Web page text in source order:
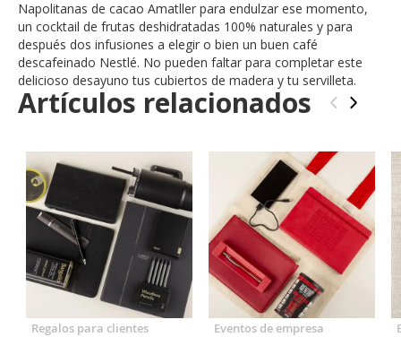
Napolitanas de cacao Amatller para endulzar ese momento,
un cocktail de frutas deshidratadas 100% naturales y para
después dos infusiones a elegir o bien un buen café
descafeinado Nestlé. No pueden faltar para completar este
delicioso desayuno tus cubiertos de madera y tu servilleta.
Artículos relacionados ‹ ›
Regalos para clientes Eventos de empresa